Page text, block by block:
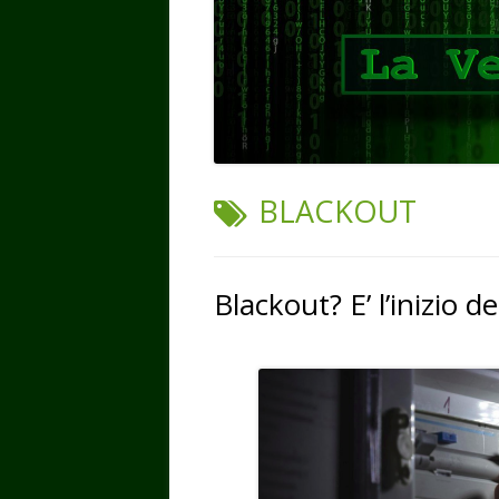
TAG:
BLACKOUT
Blackout? E’ l’inizio